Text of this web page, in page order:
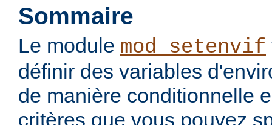
Sommaire
Le module mod_setenvif
définir des variables
de manière conditionnelle
critères que vous pouvez